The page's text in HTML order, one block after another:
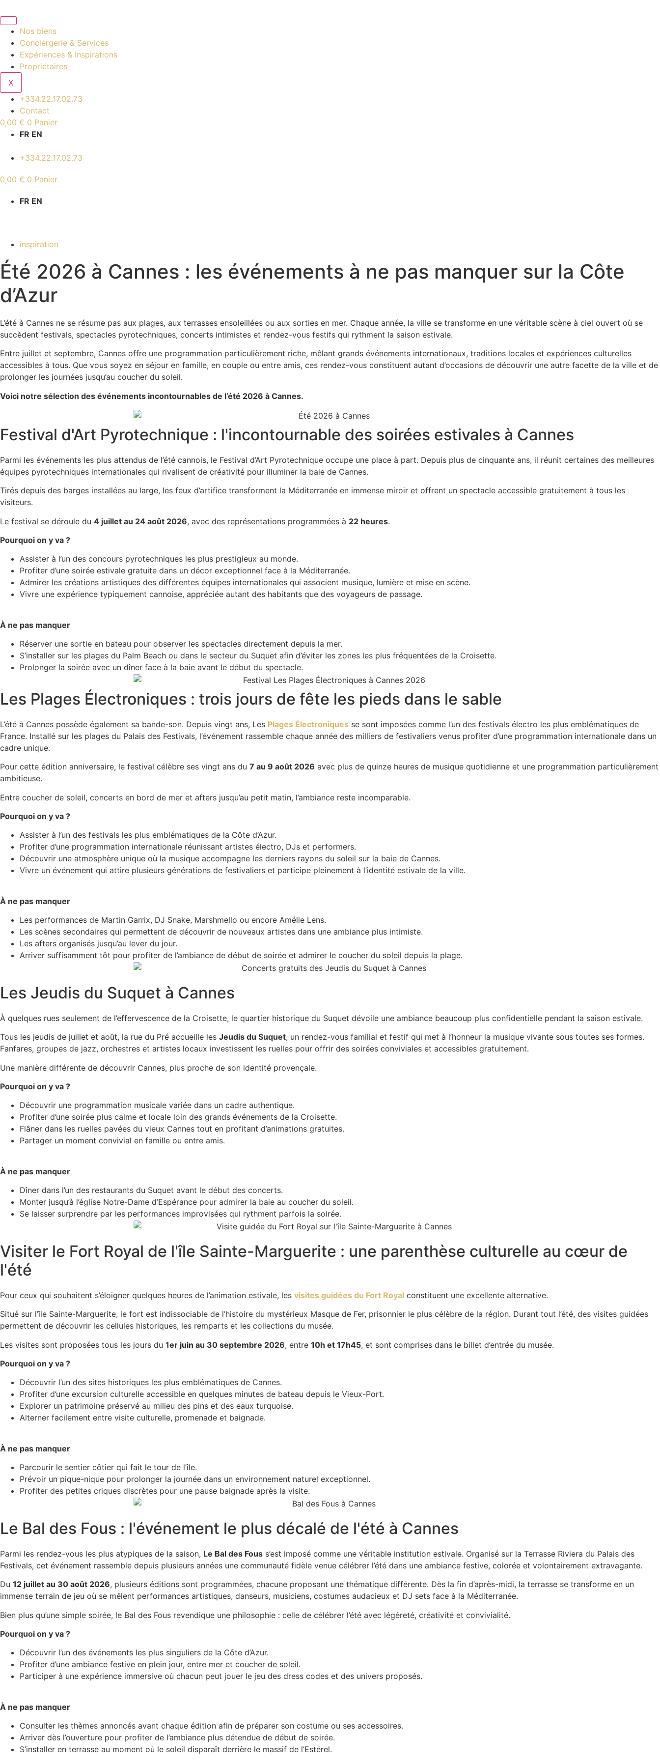
au
contenuNos biens
Conciergerie & Services
Expériences & Inspirations
Propriétaires
X
+334.22.17.02.73
Contact
0,00 € 0 Panier
FR EN
+334.22.17.02.73
0,00 € 0 Panier
FR EN
inspiration
Été 2026 à Cannes : les événements à ne pas manquer sur la Côte
d’Azur
L’été à Cannes ne se résume pas aux plages, aux terrasses ensoleillées ou aux sorties en mer. Chaque année, la ville se transforme en une véritable scène à ciel ouvert où se
succèdent festivals, spectacles pyrotechniques, concerts intimistes et rendez-vous festifs qui rythment la saison estivale.
Entre juillet et septembre, Cannes offre une programmation particulièrement riche, mêlant grands événements internationaux, traditions locales et expériences culturelles
accessibles à tous. Que vous soyez en séjour en famille, en couple ou entre amis, ces rendez-vous constituent autant d’occasions de découvrir une autre facette de la ville et de
prolonger les journées jusqu’au coucher du soleil.
Voici notre sélection des événements incontournables de l’été 2026 à Cannes.
Festival d'Art Pyrotechnique : l'incontournable des soirées estivales à Cannes
Parmi les événements les plus attendus de l’été cannois, le Festival d’Art Pyrotechnique occupe une place à part. Depuis plus de cinquante ans, il réunit certaines des meilleures
équipes pyrotechniques internationales qui rivalisent de créativité pour illuminer la baie de Cannes.
Tirés depuis des barges installées au large, les feux d’artifice transforment la Méditerranée en immense miroir et offrent un spectacle accessible gratuitement à tous les
visiteurs.
Le festival se déroule du 4 juillet au 24 août 2026, avec des représentations programmées à 22 heures.
Pourquoi on y va ?
Assister à l’un des concours pyrotechniques les plus prestigieux au monde.
Profiter d’une soirée estivale gratuite dans un décor exceptionnel face à la Méditerranée.
Admirer les créations artistiques des différentes équipes internationales qui associent musique, lumière et mise en scène.
Vivre une expérience typiquement cannoise, appréciée autant des habitants que des voyageurs de passage.
À ne pas manquer
Réserver une sortie en bateau pour observer les spectacles directement depuis la mer.
S’installer sur les plages du Palm Beach ou dans le secteur du Suquet afin d’éviter les zones les plus fréquentées de la Croisette.
Prolonger la soirée avec un dîner face à la baie avant le début du spectacle.
Les Plages Électroniques : trois jours de fête les pieds dans le sable
L’été à Cannes possède également sa bande-son. Depuis vingt ans, Les Plages Électroniques se sont imposées comme l’un des festivals électro les plus emblématiques de
France. Installé sur les plages du Palais des Festivals, l’événement rassemble chaque année des milliers de festivaliers venus profiter d’une programmation internationale dans un
cadre unique.
Pour cette édition anniversaire, le festival célèbre ses vingt ans du 7 au 9 août 2026 avec plus de quinze heures de musique quotidienne et une programmation particulièrement
ambitieuse.
Entre coucher de soleil, concerts en bord de mer et afters jusqu’au petit matin, l’ambiance reste incomparable.
Pourquoi on y va ?
Assister à l’un des festivals les plus emblématiques de la Côte d’Azur.
Profiter d’une programmation internationale réunissant artistes électro, DJs et performers.
Découvrir une atmosphère unique où la musique accompagne les derniers rayons du soleil sur la baie de Cannes.
Vivre un événement qui attire plusieurs générations de festivaliers et participe pleinement à l’identité estivale de la ville.
À ne pas manquer
Les performances de Martin Garrix, DJ Snake, Marshmello ou encore Amélie Lens.
Les scènes secondaires qui permettent de découvrir de nouveaux artistes dans une ambiance plus intimiste.
Les afters organisés jusqu’au lever du jour.
Arriver suffisamment tôt pour profiter de l’ambiance de début de soirée et admirer le coucher du soleil depuis la plage.
Les Jeudis du Suquet à Cannes
À quelques rues seulement de l’effervescence de la Croisette, le quartier historique du Suquet dévoile une ambiance beaucoup plus confidentielle pendant la saison estivale.
Tous les jeudis de juillet et août, la rue du Pré accueille les Jeudis du Suquet, un rendez-vous familial et festif qui met à l’honneur la musique vivante sous toutes ses formes.
Fanfares, groupes de jazz, orchestres et artistes locaux investissent les ruelles pour offrir des soirées conviviales et accessibles gratuitement.
Une manière différente de découvrir Cannes, plus proche de son identité provençale.
Pourquoi on y va ?
Découvrir une programmation musicale variée dans un cadre authentique.
Profiter d’une soirée plus calme et locale loin des grands événements de la Croisette.
Flâner dans les ruelles pavées du vieux Cannes tout en profitant d’animations gratuites.
Partager un moment convivial en famille ou entre amis.
À ne pas manquer
Dîner dans l’un des restaurants du Suquet avant le début des concerts.
Monter jusqu’à l’église Notre-Dame d’Espérance pour admirer la baie au coucher du soleil.
Se laisser surprendre par les performances improvisées qui rythment parfois la soirée.
Visiter le Fort Royal de l'île Sainte-Marguerite : une parenthèse culturelle au cœur de
l'été
Pour ceux qui souhaitent s’éloigner quelques heures de l’animation estivale, les visites guidées du Fort Royal constituent une excellente alternative.
Situé sur l’île Sainte-Marguerite, le fort est indissociable de l’histoire du mystérieux Masque de Fer, prisonnier le plus célèbre de la région. Durant tout l’été, des visites guidées
permettent de découvrir les cellules historiques, les remparts et les collections du musée.
Les visites sont proposées tous les jours du 1er juin au 30 septembre 2026, entre 10h et 17h45, et sont comprises dans le billet d’entrée du musée.
Pourquoi on y va ?
Découvrir l’un des sites historiques les plus emblématiques de Cannes.
Profiter d’une excursion culturelle accessible en quelques minutes de bateau depuis le Vieux-Port.
Explorer un patrimoine préservé au milieu des pins et des eaux turquoise.
Alterner facilement entre visite culturelle, promenade et baignade.
À ne pas manquer
Parcourir le sentier côtier qui fait le tour de l’île.
Prévoir un pique-nique pour prolonger la journée dans un environnement naturel exceptionnel.
Profiter des petites criques discrètes pour une pause baignade après la visite.
Le Bal des Fous : l'événement le plus décalé de l'été à Cannes
Parmi les rendez-vous les plus atypiques de la saison, Le Bal des Fous s’est imposé comme une véritable institution estivale. Organisé sur la Terrasse Riviera du Palais des
Festivals, cet événement rassemble depuis plusieurs années une communauté fidèle venue célébrer l’été dans une ambiance festive, colorée et volontairement extravagante.
Du 12 juillet au 30 août 2026, plusieurs éditions sont programmées, chacune proposant une thématique différente. Dès la fin d’après-midi, la terrasse se transforme en un
immense terrain de jeu où se mêlent performances artistiques, danseurs, musiciens, costumes audacieux et DJ sets face à la Méditerranée.
Bien plus qu’une simple soirée, le Bal des Fous revendique une philosophie : celle de célébrer l’été avec légèreté, créativité et convivialité.
Pourquoi on y va ?
Découvrir l’un des événements les plus singuliers de la Côte d’Azur.
Profiter d’une ambiance festive en plein jour, entre mer et coucher de soleil.
Participer à une expérience immersive où chacun peut jouer le jeu des dress codes et des univers proposés.
À ne pas manquer
Consulter les thèmes annoncés avant chaque édition afin de préparer son costume ou ses accessoires.
Arriver dès l’ouverture pour profiter de l’ambiance plus détendue de début de soirée.
S’installer en terrasse au moment où le soleil disparaît derrière le massif de l’Estérel.